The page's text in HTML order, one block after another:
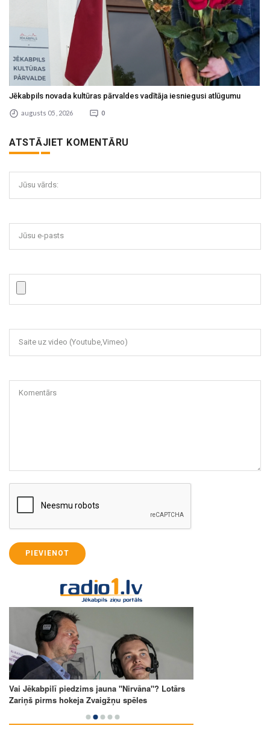
Jēkabpils novada kultūras pārvaldes vadītāja iesniegusi atlūgumu
augusts 05 , 2026 0
ATSTĀJIET KOMENTĀRU
Jūsu vārds:
Jūsu e-pasts
Saite uz video (Youtube,Vimeo)
Komentārs
PIEVIENOT